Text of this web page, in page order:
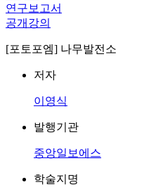
연구보고서
공개강의
[포토포엠] 나무발전소
저자
이영식
발행기관
중앙일보에스
학술지명